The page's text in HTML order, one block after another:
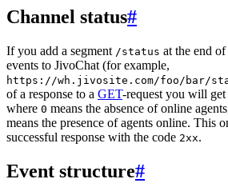
Channel status#
If you add a segment /status at the end
events to JivoChat (for example,
https://wh.jivosite.com/foo/bar/
of a response to a GET-request you will get
where 0 means the absence of online
means the presence of agents online. This
successful response with the code 2xx.
Event structure#